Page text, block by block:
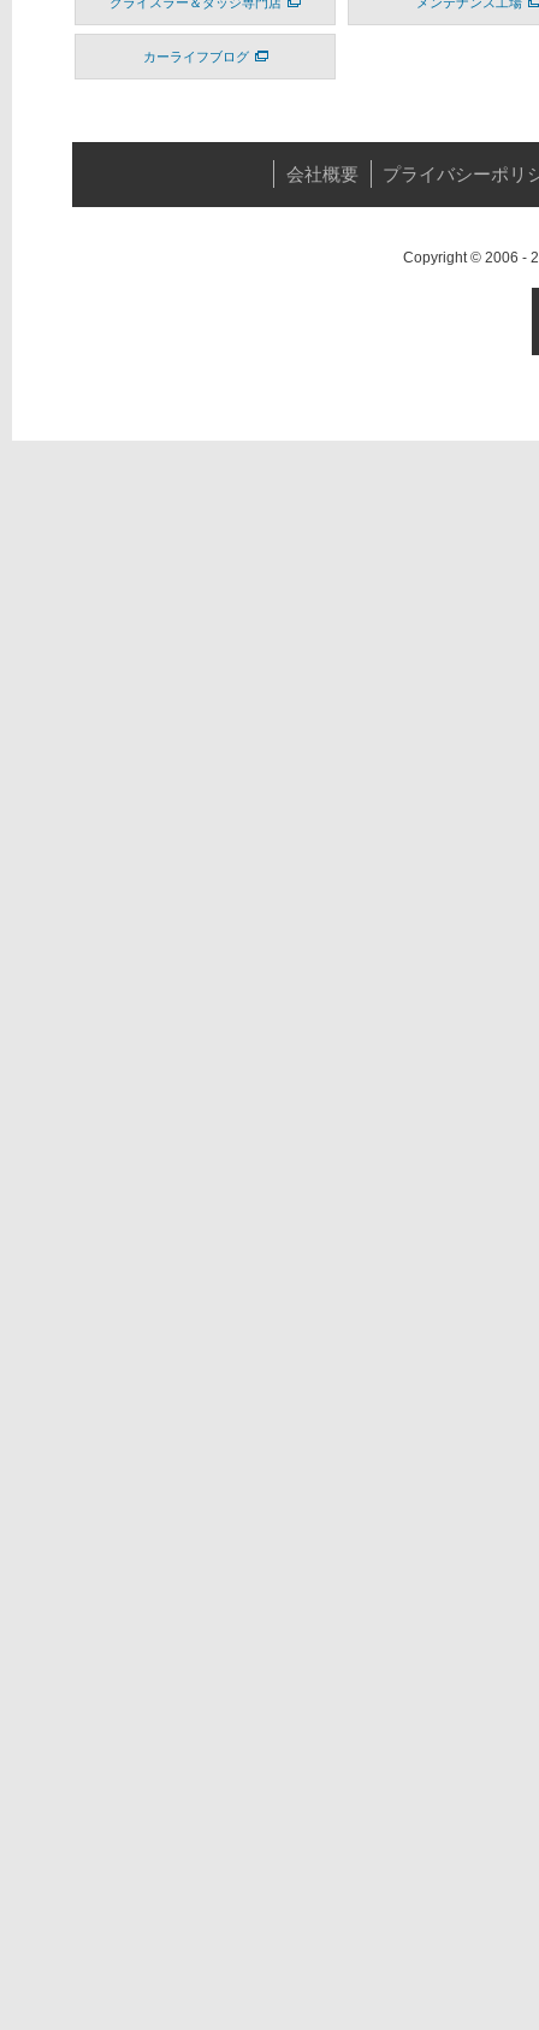
カーライフブログ
会社概要 プライバシーポリ
Copyright © 2006 -